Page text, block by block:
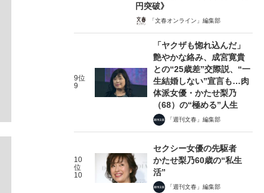
円突破》
「文春オンライン」編集部
9位
9
「ヤクザも惚れ込んだ」
艶やかな絡み、成宮寛貴
との“25歳差”交際説、“一
生結婚しない”宣言も…肉
体派女優・かたせ梨乃
（68）の“極める”人生
「週刊文春」編集部
10
位
10
セクシー女優の先駆者
かたせ梨乃60歳の“私生
活”
「週刊文春」編集部